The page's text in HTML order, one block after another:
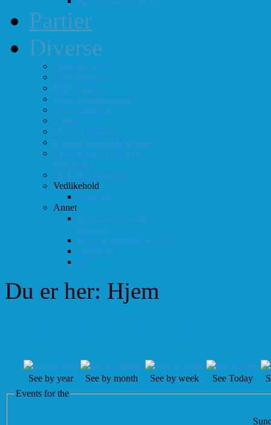
Partier
Diverse
Støtteordning
Sjakkrating.no
FIDE-rating
Follo-kombinasjoner
Grasrotandelen
Linker
DVD-er til utlån
Virtuell sjakklubb (lichess)
Førsteplasser i eksterne
turneringer
Hedersbevisninger
Vedlikehold
Logg inn
Annet
Ikke helt som andre
muséer...
Intervju klubbmester 2013
Skjemaer
test
Du er her: Hjem
See by year See by month See by week See Today
Events for the